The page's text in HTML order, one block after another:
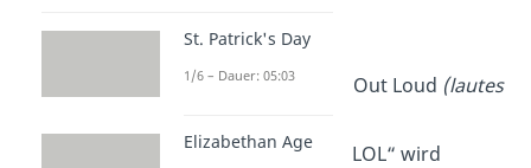
LOL:Laughing Out Loud (lautes
Das Akronym „LOL“ wird
St. Patrick's Day
1/6 – Dauer: 05:03
Elizabethan Age